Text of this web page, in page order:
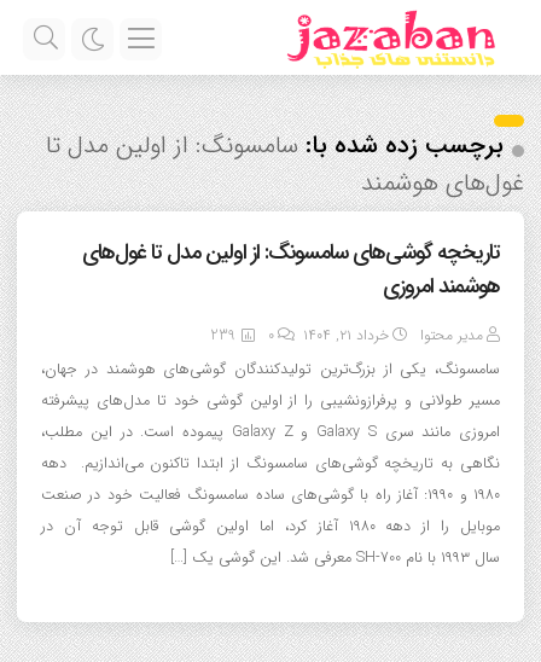
برچسب زده شده با:سامسونگ: از اولین مدل تا
غول‌های هوشمند
تاریخچه گوشی‌های سامسونگ: از اولین مدل تا غول‌های
هوشمند امروزی
مدیر محتوا خرداد ۲۱, ۱۴۰۴ 0
239
سامسونگ، یکی از بزرگ‌ترین تولیدکنندگان گوشی‌های هوشمند در جهان،
مسیر طولانی و پرفرازونشیبی را از اولین گوشی خود تا مدل‌های پیشرفته
امروزی مانند سری Galaxy S و Galaxy Z پیموده است. در این مطلب،
نگاهی به تاریخچه گوشی‌های سامسونگ از ابتدا تاکنون می‌اندازیم. دهه
۱۹۸۰ و ۱۹۹۰: آغاز راه با گوشی‌های ساده سامسونگ فعالیت خود در صنعت
موبایل را از دهه ۱۹۸۰ آغاز کرد، اما اولین گوشی قابل توجه آن در
سال ۱۹۹۳ با نام SH-700 معرفی شد. این گوشی یک […]